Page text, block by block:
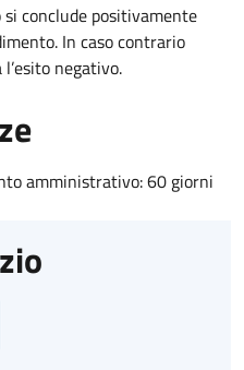
conclude positivamente
In caso contrario
negativo.
amministrativo: 60 giorni